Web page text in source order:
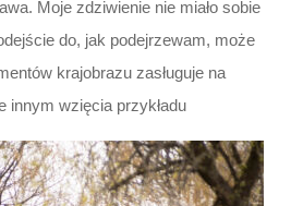
Moje zdziwienie nie miało sobie
do, jak podejrzewam, może
krajobrazu zasługuje na
innym wzięcia przykładu